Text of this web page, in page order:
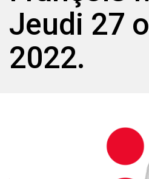
Jeudi 27
2022.